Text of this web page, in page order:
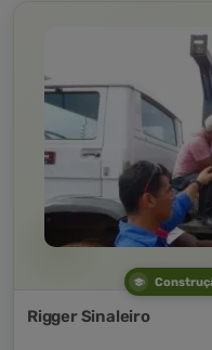
Rigger Sinaleiro